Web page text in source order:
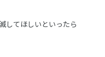
してほしいといったら